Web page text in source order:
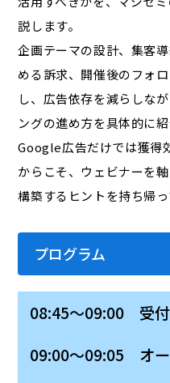
説します。
企画テーマの設計、集客
める訴求、開催後のフォ
し、広告依存を減らしな
ングの進め方を具体的に紹
Google広告だけでは獲得
からこそ、ウェビナーを
構築するヒントを持ち帰
プログラム
08:45～09:00 受付
09:00～09:05 オー